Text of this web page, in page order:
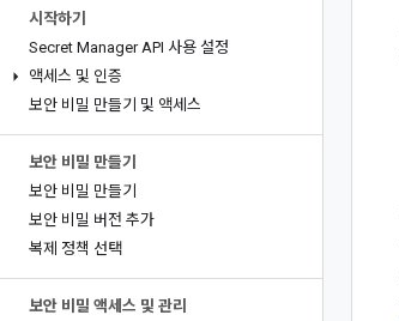
시작하기
Secret Manager API 사용 설정
액세스 및 인증
보안 비밀 만들기 및 액세스
보안 비밀 만들기
보안 비밀 만들기
보안 비밀 버전 추가
복제 정책 선택
보안 비밀 액세스 및 관리